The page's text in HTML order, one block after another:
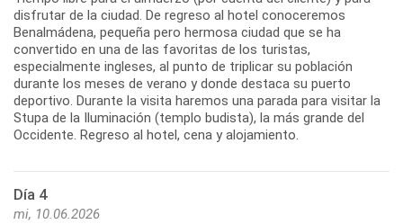
disfrutar de la ciudad. De regreso al hotel conoceremos
Benalmádena, pequeña pero hermosa ciudad que se ha
convertido en una de las favoritas de los turistas,
especialmente ingleses, al punto de triplicar su población
durante los meses de verano y donde destaca su puerto
deportivo. Durante la visita haremos una parada para visitar la
Stupa de la Iluminación (templo budista), la más grande del
Occidente. Regreso al hotel, cena y alojamiento.
Día 4
mi, 10.06.2026